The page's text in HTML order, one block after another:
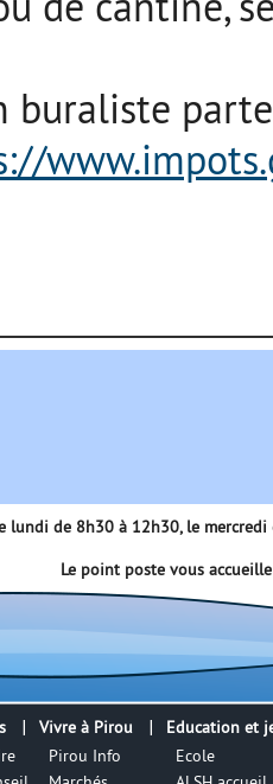
buraliste
lundi de 8h30 à 12h30, le
Le point poste vous
Vivre à Pirou
Pirou Info
Education et
Ecole